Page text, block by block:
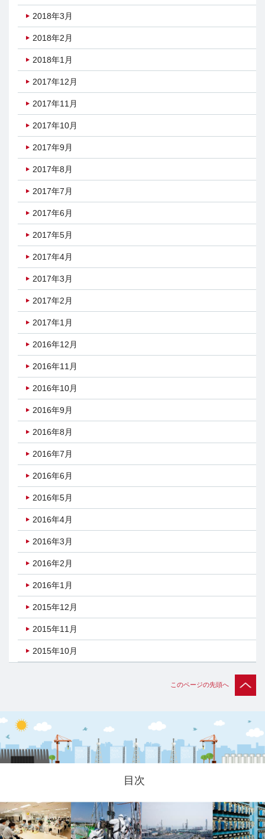
2018年3月
2018年2月
2018年1月
2017年12月
2017年11月
2017年10月
2017年9月
2017年8月
2017年7月
2017年6月
2017年5月
2017年4月
2017年3月
2017年2月
2017年1月
2016年12月
2016年11月
2016年10月
2016年9月
2016年8月
2016年7月
2016年6月
2016年5月
2016年4月
2016年3月
2016年2月
2016年1月
2015年12月
2015年11月
2015年10月
このページの先頭へ
目次